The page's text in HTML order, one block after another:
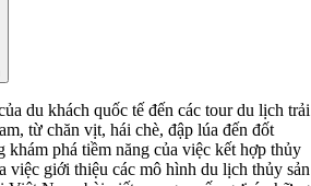
du khách quốc tế đến các tour du lịch trải
từ chăn vịt, hái chè, đập lúa đến đốt
khám phá tiềm năng của việc kết hợp thủy
việc giới thiệu các mô hình du lịch thủy sản